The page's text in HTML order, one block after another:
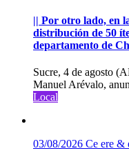
|| Por otro lado, en
distribución de 50
departamento de
Sucre, 4 de agosto
Manuel Arévalo,
Local
03/08/2026 Ce ere &